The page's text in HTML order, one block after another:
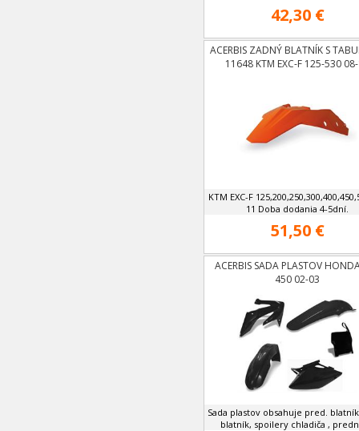
42,30 €
ACERBIS ZADNÝ BLATNÍK S
11648 KTM EXC-F 125-530
KTM EXC-F
11 Doba dodania 4-5dní.
51,50 €
ACERBIS SADA PLASTOV
450 02-03
Sada plastov obsahuje pred.
blatník, spoilery chladiča ,